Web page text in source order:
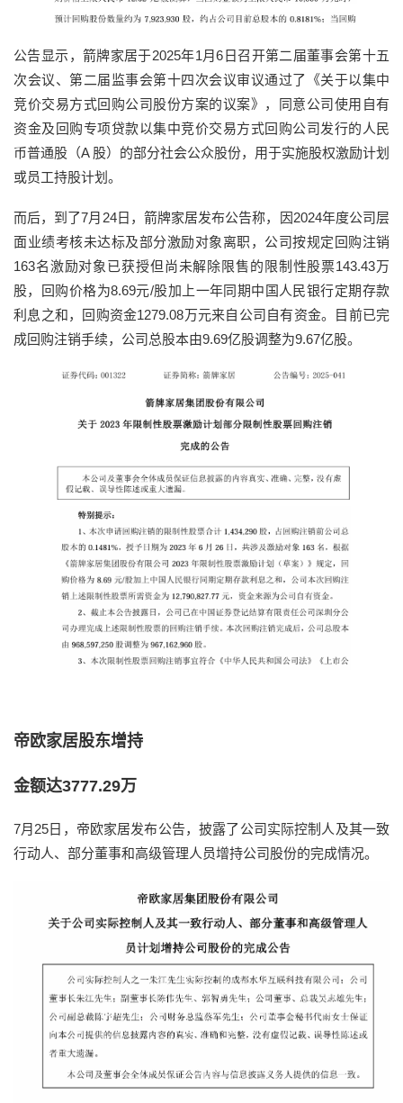
公告显示，箭牌家居于2025年1月6日召开第二届董事会第十五
次会议、第二届监事会第十四次会议审议通过了《关于以集中
竞价交易方式回购公司股份方案的议案》，同意公司使用自有
资金及回购专项贷款以集中竞价交易方式回购公司发行的人民
币普通股（A 股）的部分社会公众股份，用于实施股权激励计划
或员工持股计划。
而后，到了7月24日，箭牌家居发布公告称，因2024年度公司层
面业绩考核未达标及部分激励对象离职，公司按规定回购注销
163名激励对象已获授但尚未解除限售的限制性股票143.43万
股，回购价格为8.69元/股加上一年同期中国人民银行定期存款
利息之和，回购资金1279.08万元来自公司自有资金。目前已完
成回购注销手续，公司总股本由9.69亿股调整为9.67亿股。
帝欧家居股东增持
金额达3777.29万
7月25日，帝欧家居发布公告，披露了公司实际控制人及其一致
行动人、部分董事和高级管理人员增持公司股份的完成情况。